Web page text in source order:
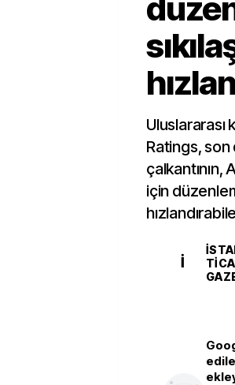
Ratings, son
için
İ